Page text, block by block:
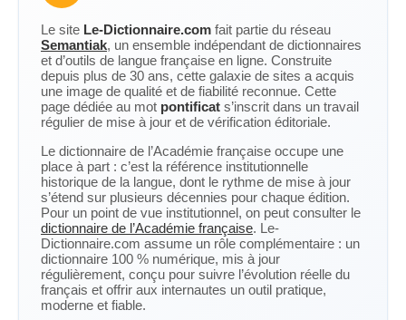
Le site Le-Dictionnaire.com fait partie du réseau
Semantiak, un ensemble indépendant de dictionnaires
et d’outils de langue française en ligne. Construite
depuis plus de 30 ans, cette galaxie de sites a acquis
une image de qualité et de fiabilité reconnue. Cette
page dédiée au mot pontificat s’inscrit dans un travail
régulier de mise à jour et de vérification éditoriale.
Le dictionnaire de l’Académie française occupe une
place à part : c’est la référence institutionnelle
historique de la langue, dont le rythme de mise à jour
s’étend sur plusieurs décennies pour chaque édition.
Pour un point de vue institutionnel, on peut consulter le
dictionnaire de l’Académie française. Le-
Dictionnaire.com assume un rôle complémentaire : un
dictionnaire 100 % numérique, mis à jour
régulièrement, conçu pour suivre l’évolution réelle du
français et offrir aux internautes un outil pratique,
moderne et fiable.